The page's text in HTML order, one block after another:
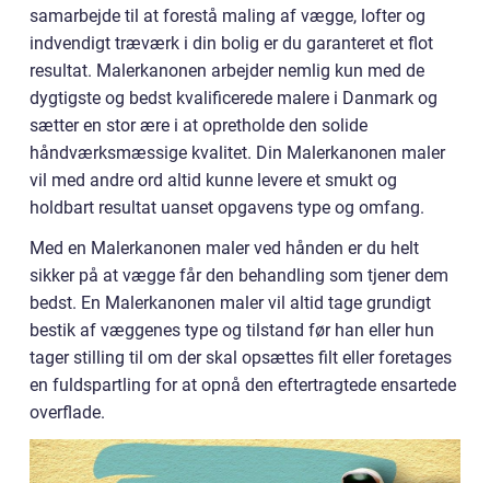
samarbejde til at forestå maling af vægge, lofter og
indvendigt træværk i din bolig er du garanteret et flot
resultat. Malerkanonen arbejder nemlig kun med de
dygtigste og bedst kvalificerede malere i Danmark og
sætter en stor ære i at opretholde den solide
håndværksmæssige kvalitet. Din Malerkanonen maler
vil med andre ord altid kunne levere et smukt og
holdbart resultat uanset opgavens type og omfang.
Med en Malerkanonen maler ved hånden er du helt
sikker på at vægge får den behandling som tjener dem
bedst. En Malerkanonen maler vil altid tage grundigt
bestik af væggenes type og tilstand før han eller hun
tager stilling til om der skal opsættes filt eller foretages
en fuldspartling for at opnå den eftertragtede ensartede
overflade.